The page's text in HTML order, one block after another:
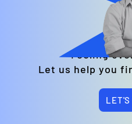
Feeling
Let us help you
LET'S